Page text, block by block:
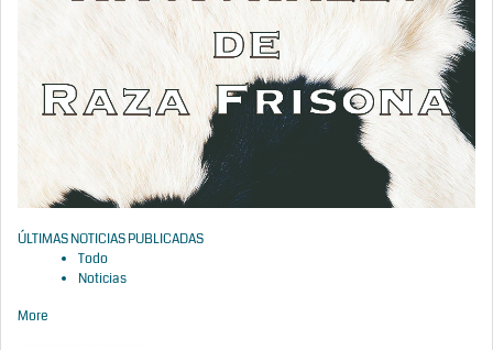
ÚLTIMAS NOTICIAS PUBLICADAS
Todo
Noticias
More